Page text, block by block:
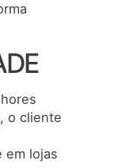
o cliente
em lojas